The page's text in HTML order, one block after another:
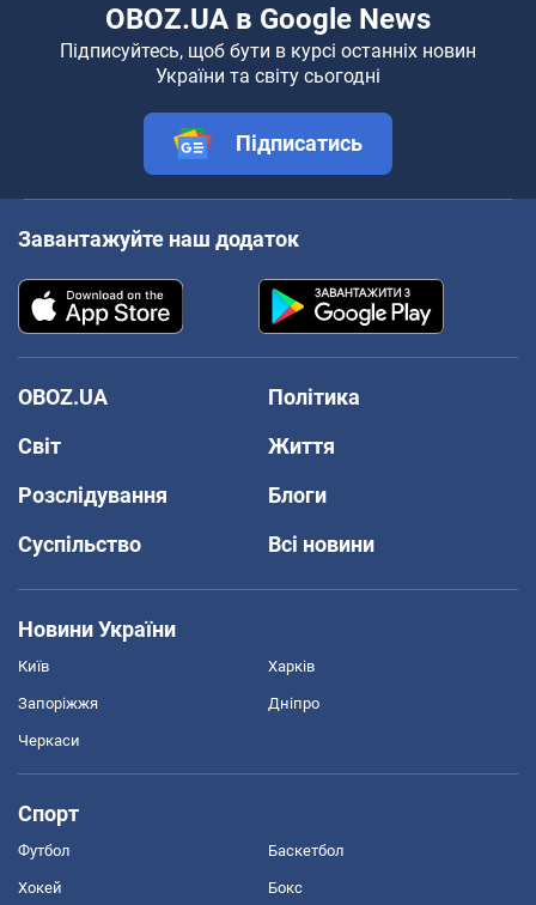
OBOZ.UA в Google News
Підписуйтесь, щоб бути в курсі останніх новин
України та світу сьогодні
Підписатись
Завантажуйте наш додаток
OBOZ.UA
Політика
Світ
Життя
Розслідування
Блоги
Суспільство
Всі новини
Новини України
Київ Харків
Запоріжжя Дніпро
Черкаси
Спорт
Футбол Баскетбол
Хокей Бокс